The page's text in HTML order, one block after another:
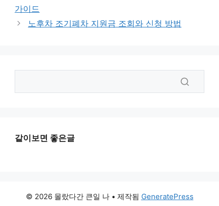
가이드
노후차 조기폐차 지원금 조회와 신청 방법
같이보면 좋은글
© 2026 몰랐다간 큰일 나• 제작됨 GeneratePress